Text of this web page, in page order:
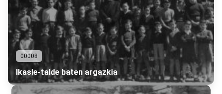
00008
Ikasle-talde baten argazkia